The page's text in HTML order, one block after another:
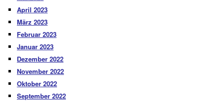
April 2023
März 2023
Februar 2023
Januar 2023
Dezember 2022
November 2022
Oktober 2022
September 2022